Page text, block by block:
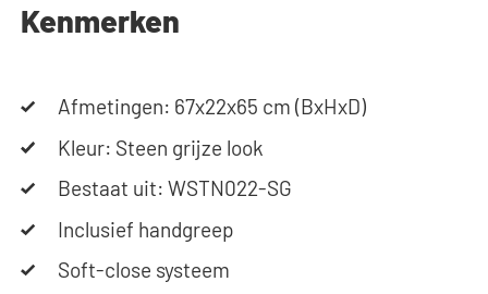
Kenmerken
Afmetingen: 67x22x65 cm (BxHxD)
Kleur: Steen grijze look
Bestaat uit: WSTN022-SG
Inclusief handgreep
Soft-close systeem